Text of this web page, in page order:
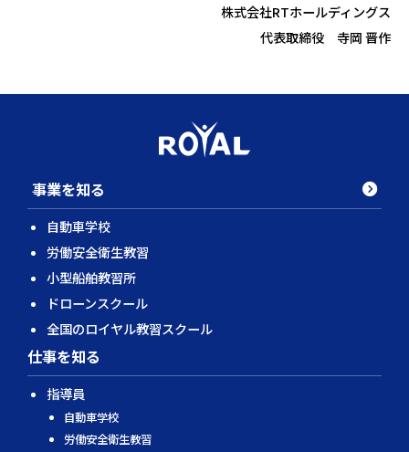
株式会社RTホールディングス
代表取締役 寺岡 晋作
事業を知る
自動車学校
労働安全衛生教習
小型船舶教習所
ドローンスクール
全国のロイヤル教習スクール
仕事を知る
指導員
自動車学校
労働安全衛生教習